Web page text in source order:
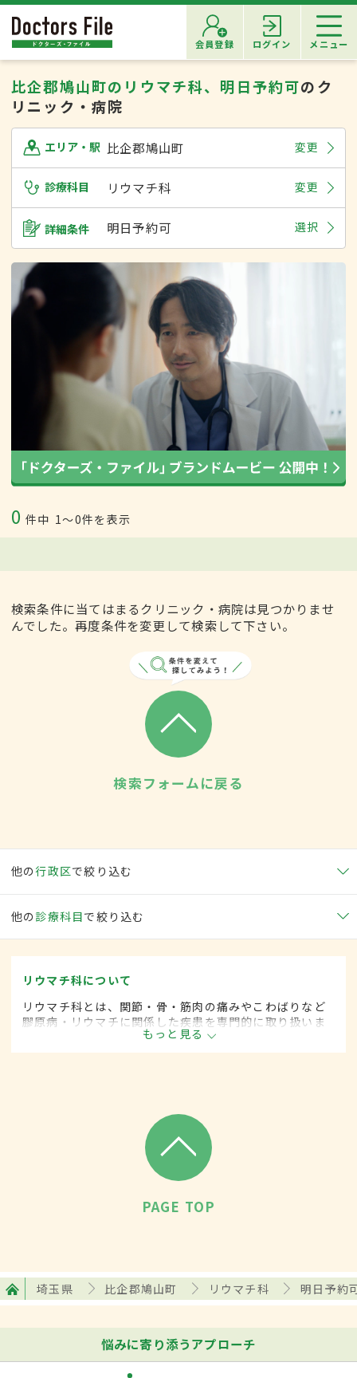
会員登録 ログイン メニュー
比企郡鳩山町のリウマチ科、明日予約可のク
リニック・病院
エリア・駅 比企郡鳩山町 変更
診療科目 リウマチ科 変更
詳細条件 明日予約可 選択
0 件中 1〜0件を表示
検索条件に当てはまるクリニック・病院は見つかりませ
んでした。再度条件を変更して検索して下さい。
検索フォームに戻る
他の行政区で絞り込む
他の 診療科目で絞り込む
リウマチ科について
リウマチ科とは、関節・骨・筋肉の痛みやこわばりなど
膠原病・リウマチに関係した疾患を専門的に取り扱いま
もっと見る
PAGE TOP
埼玉県 比企郡鳩山町 リウマチ科 明日予約
悩みに寄り添うアプローチ